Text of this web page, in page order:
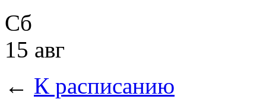
Сб
15 авг
← К расписанию